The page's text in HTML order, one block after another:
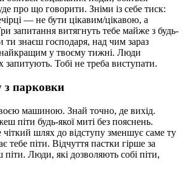
про що говорити. Зніми із себе тиск:
— не бути цікавим/цікавою, а
запитання витягнуть тебе майже з будь-
ти знаєш господаря, над чим зараз
у твоєму тижні. Люди
Тобі не треба виступати.
з парковки
машиною. Знай точно, де вихід.
піти будь-якої миті без пояснень.
чіткий шлях до відступу зменшує саме ту
тебе піти. Відчуття пастки гірше за
Люди, які дозволяють собі піти,